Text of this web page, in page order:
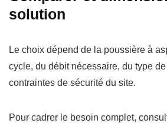
solution
Le choix dépend de la poussière à
cycle, du débit nécessaire, du type
contraintes de sécurité du site.
Pour cadrer le besoin complet,